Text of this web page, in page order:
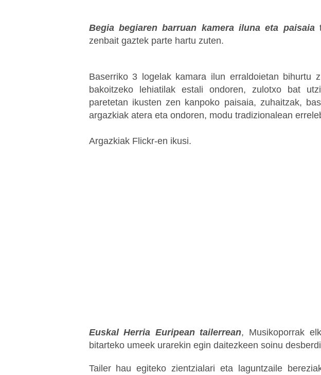
Begia begiaren barruan kamera iluna eta paisaia
zenbait gaztek parte hartu zuten.
Baserriko 3 logelak kamara ilun erraldoietan bihurtu
bakoitzeko lehiatilak estali ondoren, zulotxo bat
paretetan ikusten zen kanpoko paisaia, zuhaitzak,
argazkiak atera eta ondoren, modu tradizionalean
Argazkiak Flickr-en ikusi.
Euskal Herria Euripean tailerrean, Musikoporrak
bitarteko umeek urarekin egin daitezkeen soinu
Tailer hau egiteko zientzialari eta laguntzaile